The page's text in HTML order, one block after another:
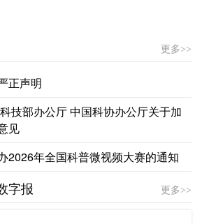
更多>>
正声明
技部办公厅 中国科协办公厅关于加
见
2026年全国科普微视频大赛的通知
字报 更多>>